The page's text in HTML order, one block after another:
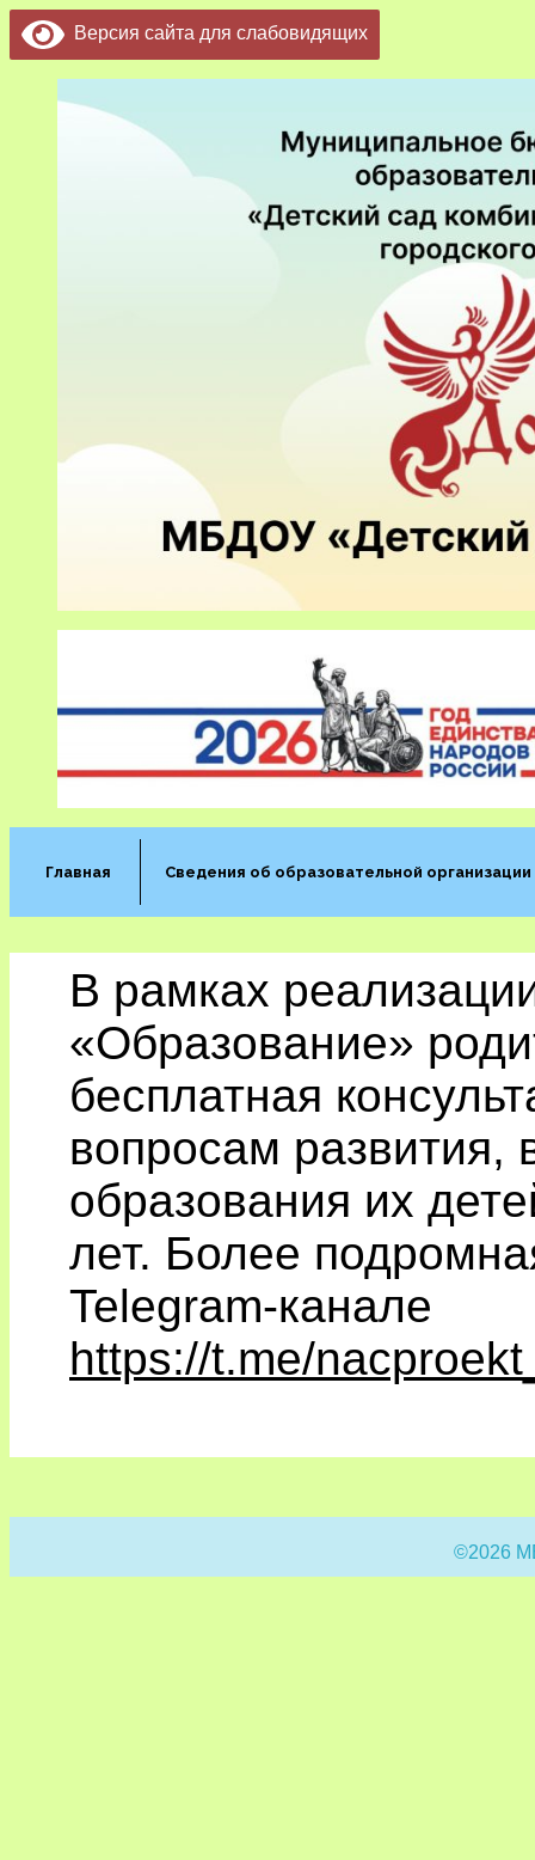
Версия сайта для слабовидящих
Главная Сведения об образовательной организации
В рамках
«Образование»
бесплатная
вопросам развития,
образования их
лет. Более
Telegram-канале
https://t.me/
©2026